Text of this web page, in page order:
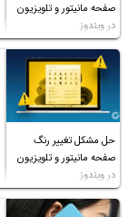
صفحه مانیتور و تلویزیون
در ویندوز
حل مشکل تغییر رنگ
صفحه مانیتور و تلویزیون
در ویندوز